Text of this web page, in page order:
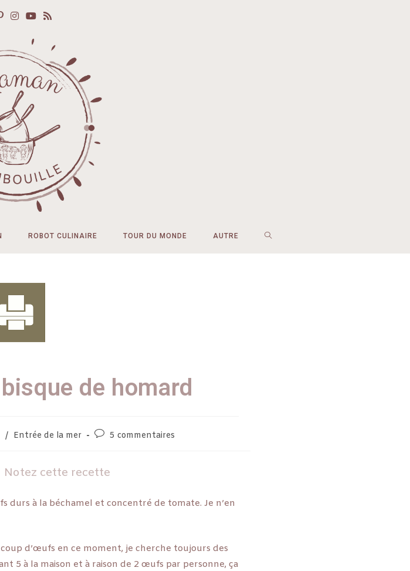
ROBOT CULINAIRE TOUR DU MONDE AUTRE
de homard
/ Entrée de la mer 5 commentaires
Notez cette recette
à la béchamel et concentré de tomate. Je n’en
d’œufs en ce moment, je cherche toujours des
5 à la maison et à raison de 2 œufs par personne, ça